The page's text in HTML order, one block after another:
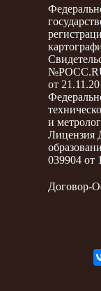
от
и
Лицензия
039904 от
Договор-